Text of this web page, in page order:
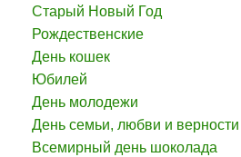
Старый Новый Год
Рождественские
День кошек
Юбилей
День молодежи
День семьи, любви и верности
Всемирный день шоколада